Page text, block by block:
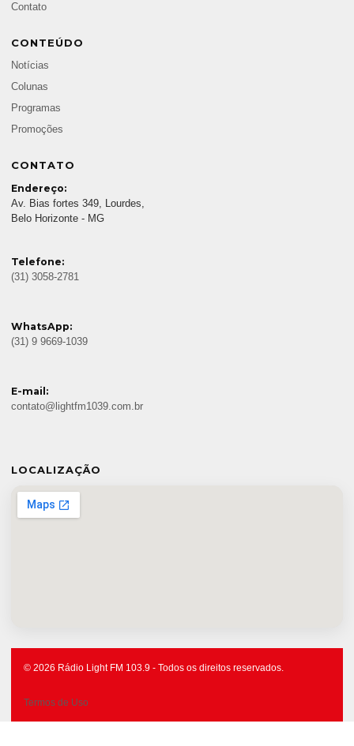
Contato
CONTEÚDO
Notícias
Colunas
Programas
Promoções
CONTATO
Endereço:
Av. Bias fortes 349, Lourdes,
Belo Horizonte - MG
Telefone:
(31) 3058-2781
WhatsApp:
(31) 9 9669-1039
E-mail:
contato@lightfm1039.com.br
LOCALIZAÇÃO
© 2026 Rádio Light FM 103.9 - Todos os direitos reservados.
Termos de Uso